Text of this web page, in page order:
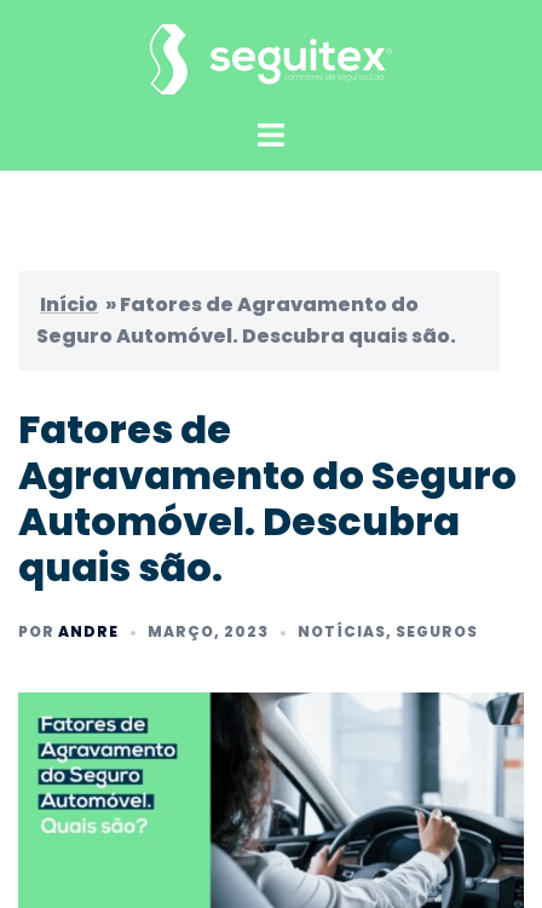
Alternar
Início »Fatores de Agravamento do
Seguro Automóvel. Descubra quais são.
Fatores de
Agravamento do Seguro
Automóvel. Descubra
quais são.
POR ANDRE MARÇO, 2023 NOTÍCIAS, SEGUROS